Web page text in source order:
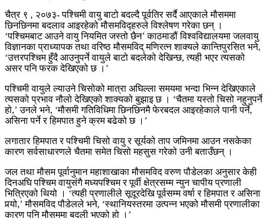
चैत्र ९ , २०७३- पश्चिमी वायु बाटो बदल्दै पूर्वतिर सर्दै आएकाले मौसममा
छिनछिनमा बदलाव आइरहेको मौसमविद्हरुले विश्लेषण गरेका छन् ।
‘पश्चिमबाट आउने वायु नियमित जस्तो छैन’ काठमाडौं विश्वविद्यालयमा जलवायु
विज्ञानका प्राध्यापक तथा वरिष्ठ मौसमविद् मणिरत्न शाक्यले कान्तिपुरसित भने,
‘उत्तरपश्चिम हुँदै आउनुपर्ने वायुले बाटो बदलेको देखिन्छ, त्यही भएर त्यसको
असर पनि फरक देखिएको छ ।’
पश्चिमी वायुले ल्याउने चिसोको मात्रा अघिल्ला समयमा भन्दा भिन्न देखिएकाले
त्यसको प्रभाव नौलो देखिएको शाक्यको बुझाइ छ । ‘चैतमा यस्तो चिसो नहुनुपर्ने
हो,’ उनले भने, ‘मौसमी गतिविधिमा छिनछिनमै फेरबदल आइरहेकाले पानी पर्ने,
असिना पर्ने र हिमपात हुने क्रम बढेको छ ।’
लगातार हिमपात र पश्चिमी चिसो वायु र सूर्यको ताप जमिनमा आउन नसकेका
कारण सर्वसाधारणले चैतमा समेत चिसो महसुस गरेको उनी बताउँछन् ।
जल तथा मौसम पूर्वानुमान महाशाखाका मौसमविद वरुण पौडेलका अनुसार केही
दिनअघि पश्चिम वायुसंगै मध्यपश्चिम र पूर्वी क्षेत्रसम्म न्युन चापीय प्रणाली
भित्रिएको थियो । ‘त्यही प्रणालीले सूदूरदेखि पूर्वसम्म वर्षा र हिमपात र असिना
पर्‍यो,’ मौसमविद पौडेलले भने, ‘स्थानियस्तरमा उत्पन्न भएको मौसमी प्रणालीका
कारण पनि मौसममा बदली भएको हो ।’